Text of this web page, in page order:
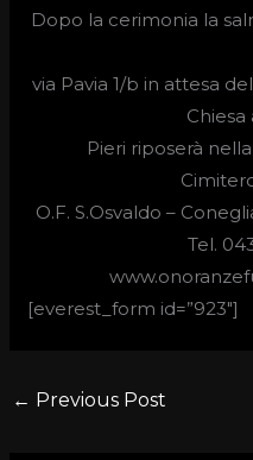
Dopo la cerimonia la
via Pavia 1/b in attesa
Chiesa
Pieri riposerà
O.F. S.Osvaldo –
Tel.
[everest_form id=”923″]
← Previous Post